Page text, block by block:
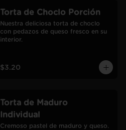
Torta de Choclo Porción
Nuestra deliciosa torta de choclo
con pedazos de queso fresco en su
interior.
$3.20
Torta de Maduro
Individual
Cremoso pastel de maduro y queso.